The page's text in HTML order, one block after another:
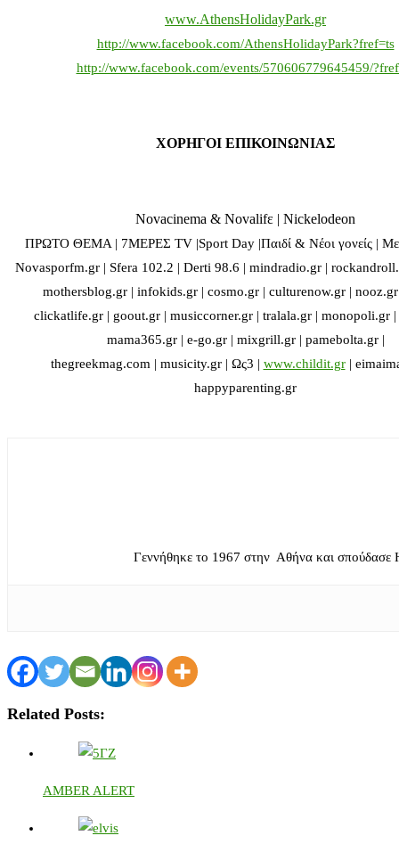
www.AthensHolidayPark.gr
http://www.facebook.com/AthensHolidayPark?fref=ts
http://www.facebook.com/events/570606779645459/
ΧΟΡΗΓΟΙ ΕΠΙΚΟΙΝΩΝΙΑΣ
Novacinema & Novalifε | Nickelodeon
ΠΡΩΤΟ ΘΕΜΑ | 7ΜΕΡΕΣ TV |Sport Day |Παιδί & Νέοι γονείς |
Novasporfm.gr | Sfera 102.2 | Derti 98.6 | mindradio.gr |
mothersblog.gr | infokids.gr | cosmo.gr | culturenow.gr |
clickatlife.gr | goout.gr | musiccorner.gr | tralala.gr | monopoli.gr
mama365.gr | e-go.gr | mixgrill.gr | pamebolta.gr |
thegreekmag.com | musicity.gr | Ως3 | www.childit.gr|
happyparenting.gr
Γεννήθηκε το 1967 στην Αθήνα και σπούδασε
Related Posts:
AMBER ALERT